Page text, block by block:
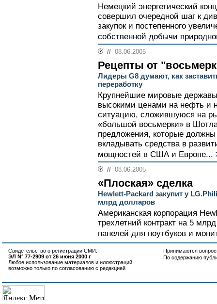
Немецкий энергетический
совершил очередной шаг к
закупок и постепенного
собственной добычи
// 08.06.2005
Рецепты от
Лидеры G8 думают, как
переработку
Крупнейшие мировые
высокими ценами на нефть и
ситуацию, сложившуюся на
«большой восьмерки» в
предложения, которые
вкладывать средства в
мощностей в США и Европе...
// 08.06.2005
«Плоская» сделка
Hewlett-Packard закупит у
млрд долларов
Американская корпорация
трехлетний контракт на 5
панелей для ноутбуков и
Свидетельство о регистрации СМИ:
ЭЛ N° 77-2909 от 26 июня 2000 г
Любое использование материалов и иллюстраций
возможно только по согласованию с редакцией
Принимаются
По содержанию